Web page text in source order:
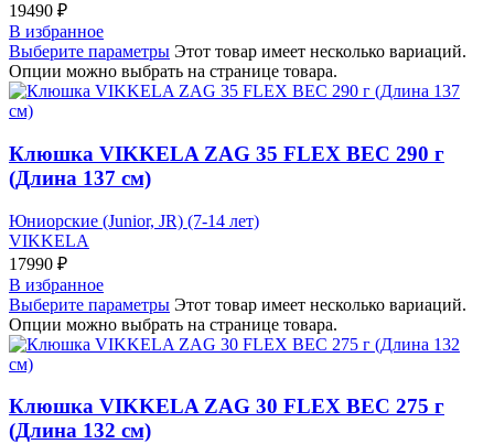
19490 ₽
В избранное
Выберите параметры Этот товар имеет несколько вариаций.
Опции можно выбрать на странице товара.
Клюшка VIKKELA ZAG 35 FLEX ВЕС 290 г
(Длина 137 см)
Юниорские (Junior, JR) (7-14 лет)
VIKKELA
17990 ₽
В избранное
Выберите параметры Этот товар имеет несколько вариаций.
Опции можно выбрать на странице товара.
Клюшка VIKKELA ZAG 30 FLEX ВЕС 275 г
(Длина 132 см)